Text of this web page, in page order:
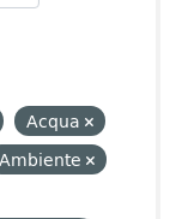
Acqua
Ambiente